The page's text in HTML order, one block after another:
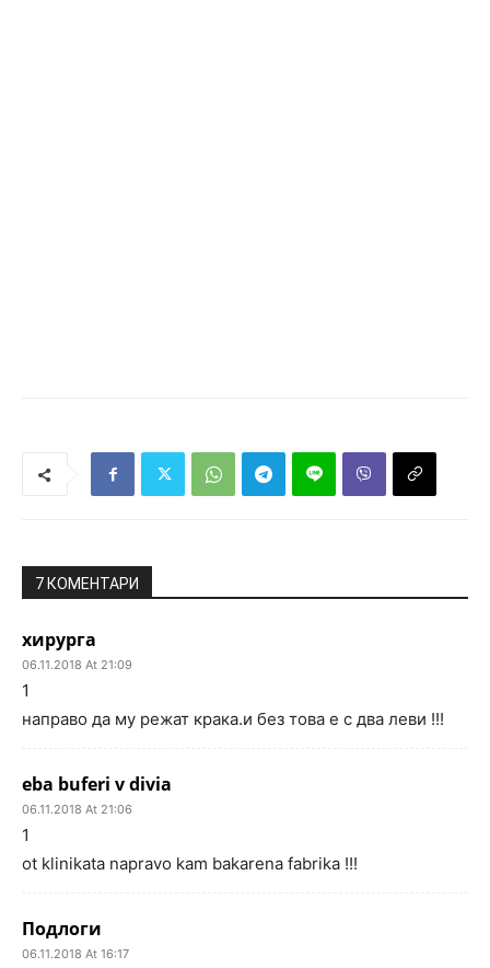
7 КОМЕНТАРИ
хирурга
06.11.2018 At 21:09
1
направо да му режат крака.и без това е с два леви !!!
eba buferi v divia
06.11.2018 At 21:06
1
ot klinikata napravo kam bakarena fabrika !!!
Подлоги
06.11.2018 At 16:17